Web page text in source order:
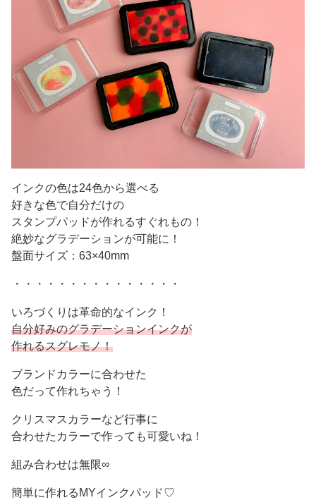
インクの色は24色から選べる
好きな色で自分だけの
スタンプパッドが作れるすぐれもの！
絶妙なグラデーションが可能に！
盤面サイズ：63×40mm
・・・・・・・・・・・・・・・
いろづくりは革命的なインク！
自分好みのグラデーションインクが
作れるスグレモノ！
ブランドカラーに合わせた
色だって作れちゃう！
クリスマスカラーなど行事に
合わせたカラーで作っても可愛いね！
組み合わせは無限∞
簡単に作れるMYインクパッド♡